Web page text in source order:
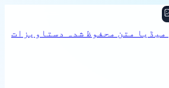
میڈیا متن محفوظ شدہ دستاویزات